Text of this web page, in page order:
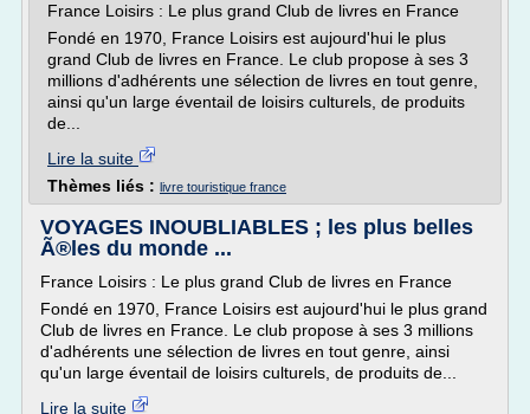
France Loisirs : Le plus grand Club de livres en France
Fondé en 1970, France Loisirs est aujourd'hui le plus
grand Club de livres en France. Le club propose à ses 3
millions d'adhérents une sélection de livres en tout genre,
ainsi qu'un large éventail de loisirs culturels, de produits
de...
Lire la suite
Thèmes liés : livre touristique france
VOYAGES INOUBLIABLES ; les plus belles
Ã®les du monde ...
France Loisirs : Le plus grand Club de livres en France
Fondé en 1970, France Loisirs est aujourd'hui le plus grand
Club de livres en France. Le club propose à ses 3 millions
d'adhérents une sélection de livres en tout genre, ainsi
qu'un large éventail de loisirs culturels, de produits de...
Lire la suite